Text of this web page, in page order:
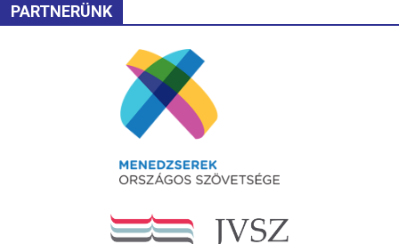
PARTNERÜNK